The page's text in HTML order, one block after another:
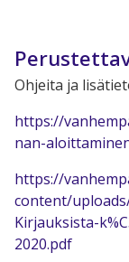
Ohjeita ja
https://
nan-
https://
content/
Kirjauksista-
2020.pdf